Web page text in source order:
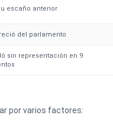
escaño anterior
del parlamento
sin representación en 9
por varios factores: